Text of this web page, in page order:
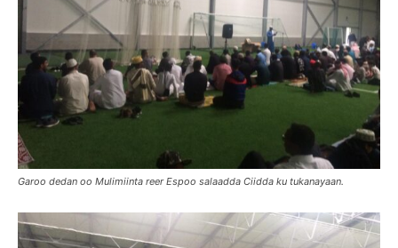
Garoo dedan oo Mulimiinta reer Espoo salaadda Ciidda ku tukanayaan.